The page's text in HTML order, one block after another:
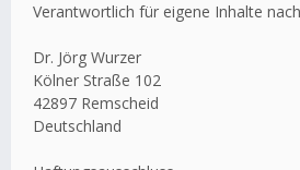
Verantwortlich für eigene Inhalte nach
Dr. Jörg Wurzer
Kölner Straße 102
42897 Remscheid
Deutschland